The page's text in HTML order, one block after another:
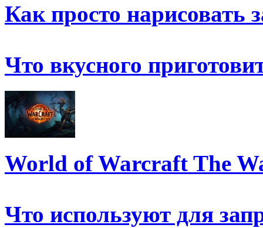
Как просто нарисовать
Что вкусного
World of Warcraft The
Что используют для